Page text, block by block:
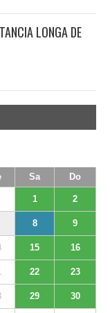
LONGA DE
Sa Do
1 2
8 9
15 16
22 23
29 30